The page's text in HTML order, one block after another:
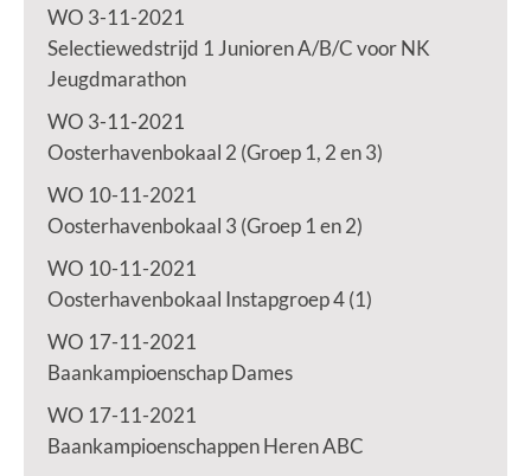
WO 3-11-2021
Selectiewedstrijd 1 Junioren A/B/C voor NK
Jeugdmarathon
WO 3-11-2021
Oosterhavenbokaal 2 (Groep 1, 2 en 3)
WO 10-11-2021
Oosterhavenbokaal 3 (Groep 1 en 2)
WO 10-11-2021
Oosterhavenbokaal Instapgroep 4 (1)
WO 17-11-2021
Baankampioenschap Dames
WO 17-11-2021
Baankampioenschappen Heren ABC